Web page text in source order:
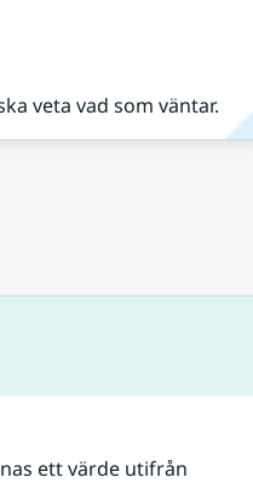
veta vad som väntar.
ett värde utifrån